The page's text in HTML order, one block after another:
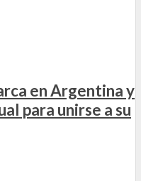
en Argentina y
para unirse a su